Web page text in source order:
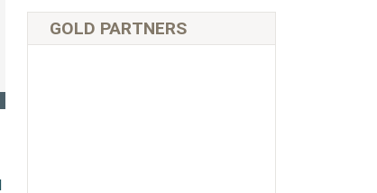
GOLD PARTNERS